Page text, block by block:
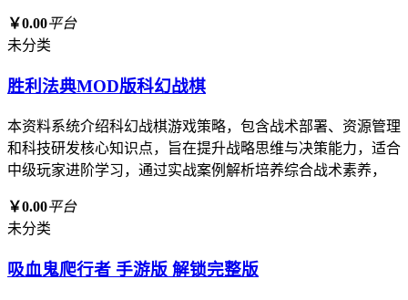
￥0.00平台
未分类
胜利法典MOD版科幻战棋
本资料系统介绍科幻战棋游戏策略，包含战术部署、资源管理
和科技研发核心知识点，旨在提升战略思维与决策能力，适合
中级玩家进阶学习，通过实战案例解析培养综合战术素养，
￥0.00平台
未分类
吸血鬼爬行者 手游版 解锁完整版